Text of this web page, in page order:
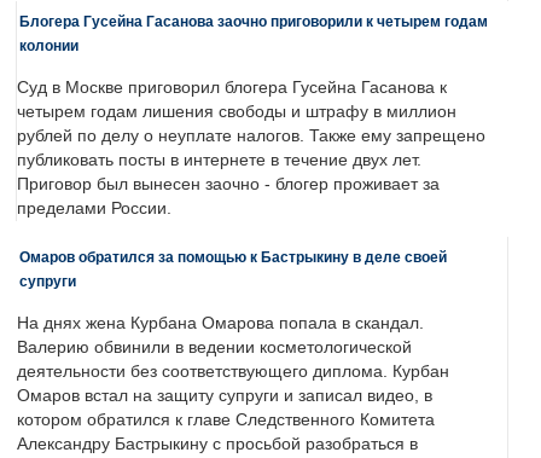
Блогера Гусейна Гасанова заочно приговорили к четырем годам
колонии
Суд в Москве приговорил блогера Гусейна Гасанова к
четырем годам лишения свободы и штрафу в миллион
рублей по делу о неуплате налогов. Также ему запрещено
публиковать посты в интернете в течение двух лет.
Приговор был вынесен заочно - блогер проживает за
пределами России.
Омаров обратился за помощью к Бастрыкину в деле своей
супруги
На днях жена Курбана Омарова попала в скандал.
Валерию обвинили в ведении косметологической
деятельности без соответствующего диплома. Курбан
Омаров встал на защиту супруги и записал видео, в
котором обратился к главе Следственного Комитета
Александру Бастрыкину с просьбой разобраться в